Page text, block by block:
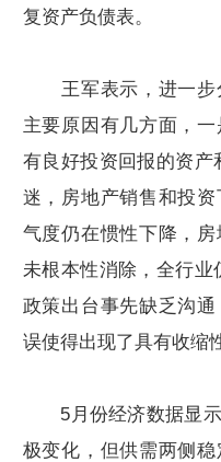
复资产负债表。
王军表示，进一步
主要原因有几方面，
有良好投资回报的资
迷，房地产销售和投
气度仍在惯性下降，
未根本性消除，全行
政策出台事先缺乏沟
误使得出现了具有收缩
5月份经济数据显示
极变化，但供需两侧